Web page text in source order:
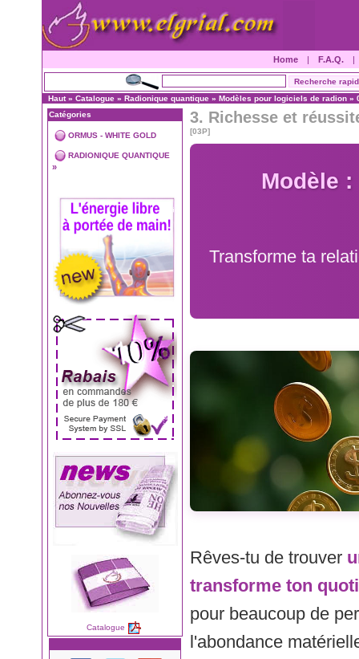
Home | F.A.Q. |
Haut» Catalogue » Radionique quantique » Modèles pour logiciels de radion »
Catégories
ORMUS - WHITE GOLD
RADIONIQUE QUANTIQUE
»
Catalogue
3. Richesse et
[03P]
Modèle
Transforme ta
Rêves-tu de trouver
transforme ton
pour beaucoup de
l'abondance